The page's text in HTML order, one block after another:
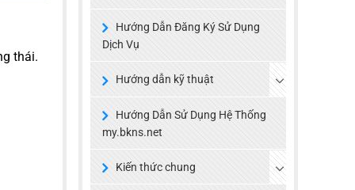
thái.
Hướng Dẫn Đăng Ký Sử Dụng
Dịch Vụ
Hướng dẫn kỹ thuật
Hướng Dẫn Sử Dụng Hệ Thống
my.bkns.net
Kiến thức chung